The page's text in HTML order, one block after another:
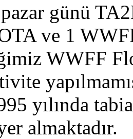
günü
ve 1
WWFF
yılında
almaktadır.